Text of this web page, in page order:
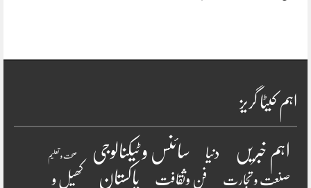
اہم کیٹا گریز
اہم خبریں دنیا سائنس و ٹیکنالوجی صحت و تعلیم
صنعت و تجارت فن وثقافت پاکستان
کھیل و